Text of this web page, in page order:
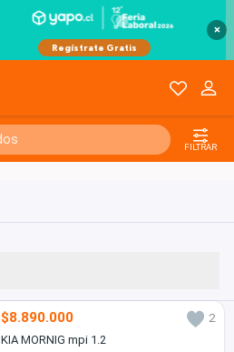
×
FILTRAR
$8.890.000
2
KIA MORNIG mpi 1.2